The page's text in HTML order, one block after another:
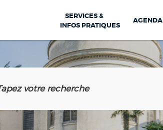
SERVICES &
INFOS PRATIQUES
AGENDA